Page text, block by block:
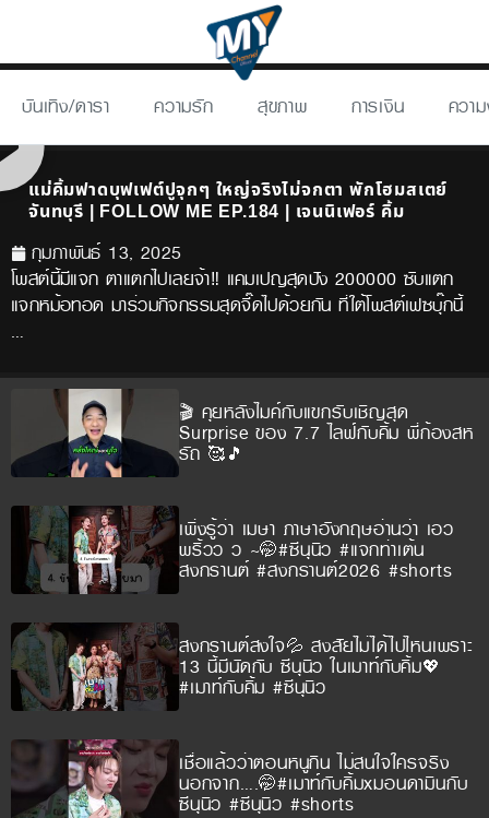
บันเทิง/ดารา ความรัก สุขภาพ การเงิน ควา
แม่คิ้มฟาดบุฟเฟต์ปูจุกๆ ใหญ่จริงไม่จกตา พักโฮมสเตย์
จันทบุรี | FOLLOW ME EP.184 | เจนนิเฟอร์ คิ้ม
กุมภาพันธ์ 13, 2025
โพสต์นี้มีแจก ตาแตกไปเลยจ้า‼️ แคมเปญสุดปัง 200000 ซับแตก
แจกหม้อทอด มาร่วมกิจกรรมสุดจี๊ดไปด้วยกัน ที่ใต้โพสต์เฟซบุ๊กนี้
…
🎬 คุยหลังไมค์กับแขกรับเชิญสุด
Surprise ของ 7.7 ไลฟ์กับคิ้ม พี่ก้องสห
รัถ 🥰🎵
เพิ่งรู้ว่า เมษา ภาษาอังกฤษอ่านว่า เอว
พริ้วว ว ~🤭#ซีนุนิว #แจกท่าเต้น
สงกรานต์ #สงกรานต์2026 #shorts
สงกรานต์สงใจ💦 สงสัยไม่ได้ไปไหนเพราะ
13 นี้มีนัดกับ ซีนุนิว ในเมาท์กับคิ้ม💖
#เมาท์กับคิ้ม #ซีนุนิว
เชื่อแล้วว่าตอนหนูกิน ไม่สนใจใครจริง
นอกจาก….🤭#เมาท์กับคิ้มxมอนดามินกับ
ซีนุนิว #ซีนุนิว #shorts